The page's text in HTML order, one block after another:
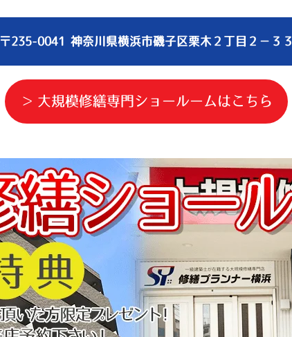
〒235-0041 神奈川県横浜市磯子区栗木２丁目２−３３
大規模修繕専門ショールームはこちら